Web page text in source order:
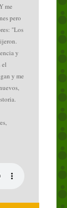
me
pero
"Los
y
el
y me